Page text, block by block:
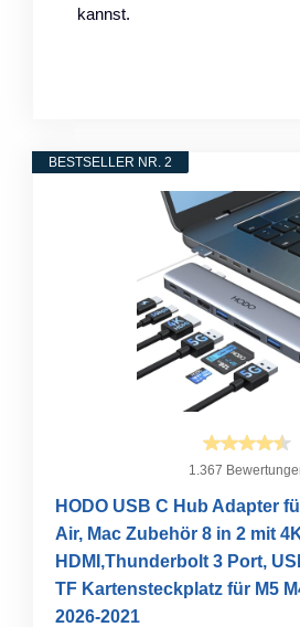
kannst.
BESTSELLER NR. 2
1.367
HODO USB C Hub Adapter
Air, Mac Zubehör 8 in 2 mit
HDMI,Thunderbolt 3 Port,
TF Kartensteckplatz für M5
2026-2021